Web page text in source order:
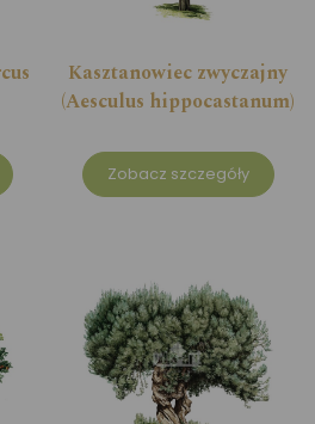
Kasztanowiec zwyczajny
(Aesculus hippocastanum)
Zobacz szczegóły